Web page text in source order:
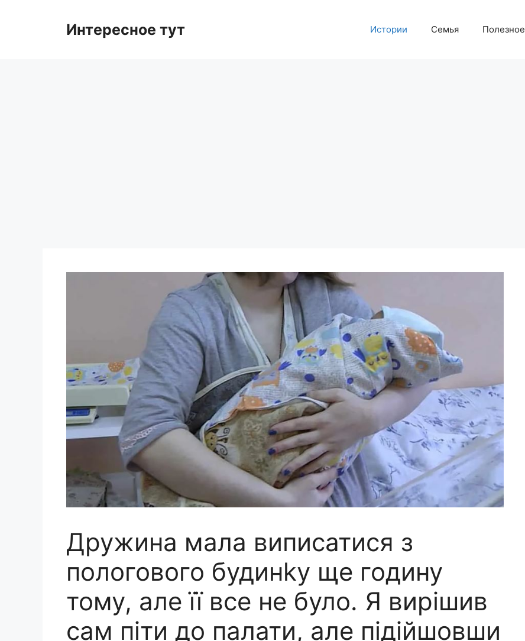
Интересное тут Истории Семья Полезное
Дружина мала виписатися з
пологового будинkу ще годину
тому, але її все не було. Я вирішив
сам піти до палати, але підійшовши